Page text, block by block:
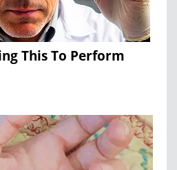
This To Perform